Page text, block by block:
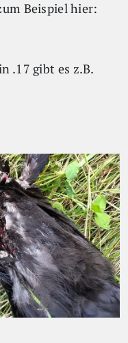
Beispiel hier:
.17 gibt es z.B.